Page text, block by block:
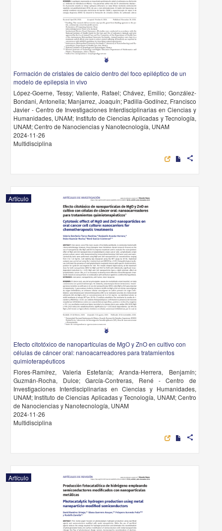
Formación de cristales de calcio dentro del foco epiléptico de un
modelo de epilepsia in vivo
López-Goerne, Tessy; Valiente, Rafael; Chávez, Emilio; González-
Bondani, Antonella; Manjarrez, Joaquín; Padilla-Godínez, Francisco
Javier - Centro de Investigaciones Interdisciplinarias en Ciencias y
Humanidades, UNAM; Instituto de Ciencias Aplicadas y Tecnología,
UNAM; Centro de Nanociencias y Nanotecnología, UNAM
2024-11-26
Multidisciplina
share
Artículo
Efecto citotóxico de nanopartículas de MgO y ZnO en cultivo con
células de cáncer oral: nanoacarreadores para tratamientos
quimioterapéuticos
Flores-Ramírez, Valeria Estefanía; Aranda-Herrera, Benjamín;
Guzmán-Rocha, Dulce; García-Contreras, René - Centro de
Investigaciones Interdisciplinarias en Ciencias y Humanidades,
UNAM; Instituto de Ciencias Aplicadas y Tecnología, UNAM; Centro
de Nanociencias y Nanotecnología, UNAM
2024-11-26
Multidisciplina
share
Artículo